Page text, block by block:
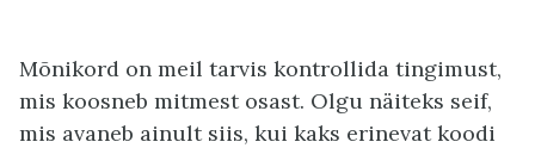
Mõnikord on meil tarvis kontrollida tingimust,
mis koosneb mitmest osast. Olgu näiteks seif,
mis avaneb ainult siis, kui kaks erinevat koodi